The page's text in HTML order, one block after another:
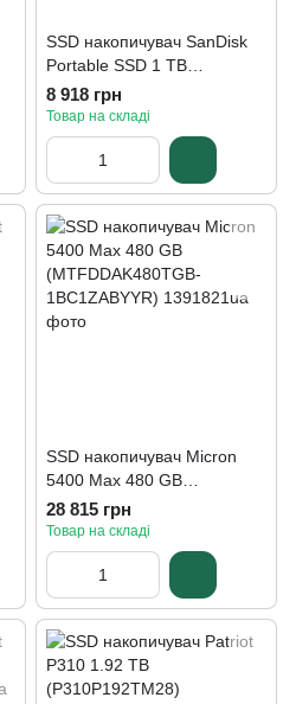
SSD накопичувач SanDisk
Portable SSD 1 TB
(SDSSDE30-1T00-G26)
8 918 грн
Товар на складі
SSD накопичувач Micron
5400 Max 480 GB
(MTFDDAK480TGB-
1BC1ZABYYR)
28 815 грн
Товар на складі